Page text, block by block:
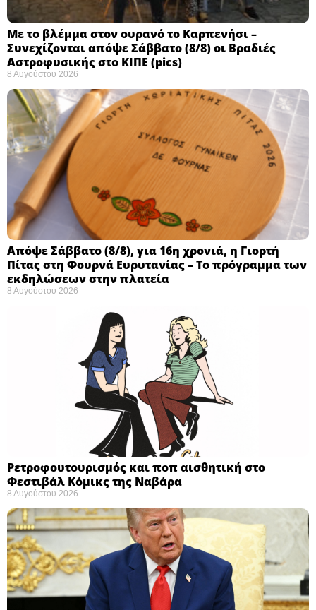
Με το βλέμμα στον ουρανό το Καρπενήσι –
Συνεχίζονται απόψε Σάββατο (8/8) οι Βραδιές
Αστροφυσικής στο ΚΙΠΕ (pics)
8 Αυγούστου 2026
Απόψε Σάββατο (8/8), για 16η χρονιά, η Γιορτή
Πίτας στη Φουρνά Ευρυτανίας – Το πρόγραμμα των
εκδηλώσεων στην πλατεία
8 Αυγούστου 2026
Ρετροφουτουρισμός και ποπ αισθητική στο
Φεστιβάλ Κόμικς της Ναβάρα ​
8 Αυγούστου 2026